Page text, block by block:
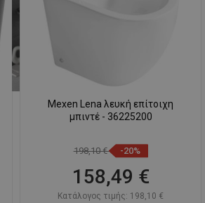
Mexen Lena λευκή επίτοιχη
μπιντέ - 36225200
198,10 € -20%
158,49 €
Κατάλογος τιμής: 198,10 €